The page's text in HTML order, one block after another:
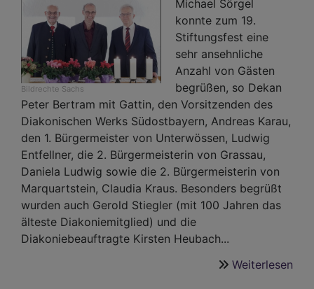
Bildrechte Sachs
Michael Sörgel
konnte zum 19.
Stiftungsfest eine
sehr ansehnliche
Anzahl von Gästen
begrüßen, so Dekan
Peter Bertram mit Gattin, den Vorsitzenden des
Diakonischen Werks Südostbayern, Andreas Karau,
den 1. Bürgermeister von Unterwössen, Ludwig
Entfellner, die 2. Bürgermeisterin von Grassau,
Daniela Ludwig sowie die 2. Bürgermeisterin von
Marquartstein, Claudia Kraus. Besonders begrüßt
wurden auch Gerold Stiegler (mit 100 Jahren das
älteste Diakoniemitglied) und die
Diakoniebeauftragte Kirsten Heubach...
Weiterlesen